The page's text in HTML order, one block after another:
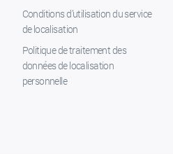
Conditions d’utilisation du service
de localisation
Politique de traitement des
données de localisation
personnelle